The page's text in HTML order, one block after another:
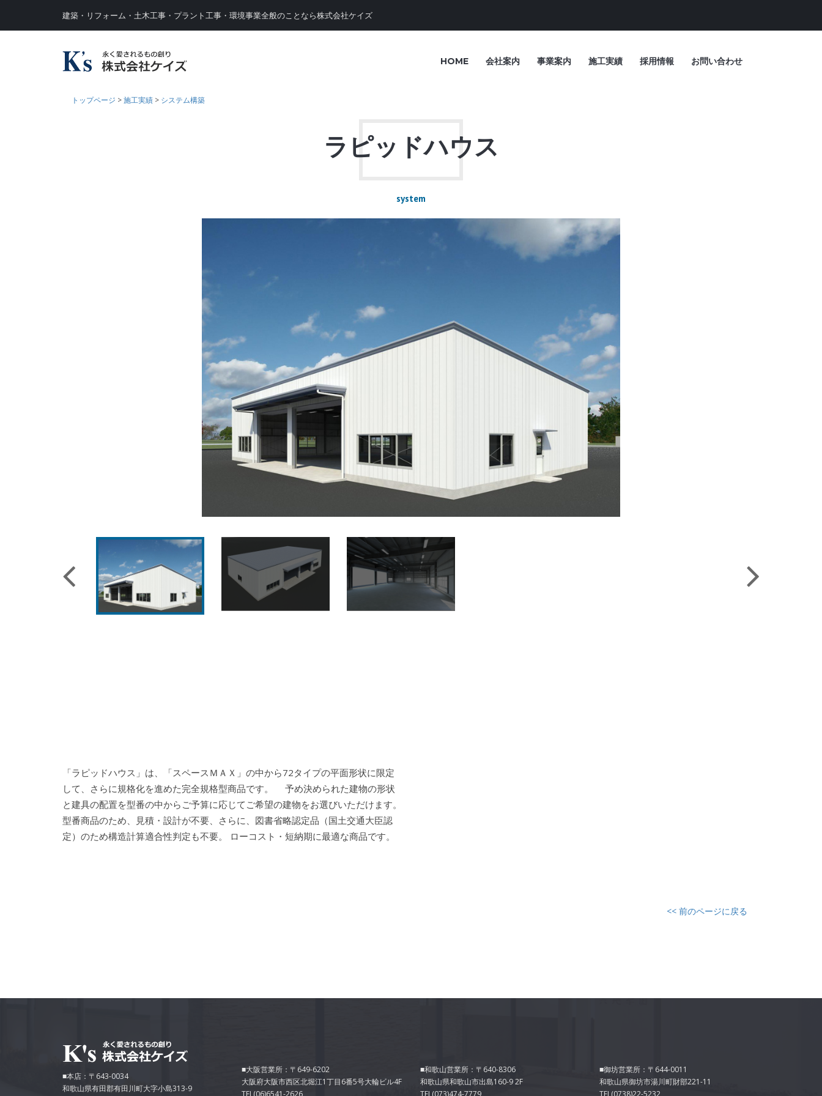
建築・リフォーム・土木工事・プラント工事・環境事業全般のことなら株式会社ケイズ
HOME 会社案内 事業案内 施工実績 採用情報 お問い合わせ
トップページ >施工実績 > システム構築
ラピッドハウス
system
「ラピッドハウス」は、「スペースＭＡＸ」の中から72タイプの平面形状に限定
して、さらに規格化を進めた完全規格型商品です。 予め決められた建物の形状
と建具の配置を型番の中からご予算に応じてご希望の建物をお選びいただけます。
型番商品のため、見積・設計が不要、さらに、図書省略認定品（国土交通大臣認
定）のため構造計算適合性判定も不要。 ローコスト・短納期に最適な商品です。
<< 前のページに戻る
■本店：〒643-0034
和歌山県有田郡有田川町大字小島313-9
■大阪営業所：〒649-6202
大阪府大阪市西区北堀江1丁目6番5号大輪ビル4F
TEL(06)6541-2626
■和歌山営業所：〒640-8306
和歌山県和歌山市出島160-9 2F
TEL(073)474-7779
■御坊営業所：〒644-0011
和歌山県御坊市湯川町財部221-11
TEL(0738)22-5232